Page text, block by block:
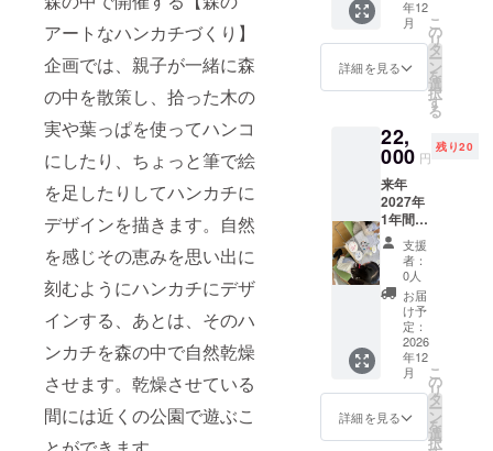
アートなハンカチづくり】
企画では、親子が一緒に森
の中を散策し、拾った木の
実や葉っぱを使ってハンコ
にしたり、ちょっと筆で絵
を足したりしてハンカチに
デザインを描きます。自然
を感じその恵みを思い出に
刻むようにハンカチにデザ
インする、あとは、そのハ
ンカチを森の中で自然乾燥
させます。乾燥させている
間には近くの公園で遊ぶこ
境の中
のた
湿った
落ち葉
どにヒ
ルがお
りま
す。塩
を振る
とか薬
をつけ
るな
ど、靴
には、
ヒル対
策が必
要で
す。ご
理解く
ださ
い。
「支援
いただ
できま
ん。）
送料込
み 絵柄
はオリ
なた
め、10
種類あ
ります
が、選
べませ
ん。ご
了承く
ださ
い。 送
付しま
すので
住所、
氏名、
電話番
号のご
記入願
年12
月
詳細を見る
こ
の
リ
タ
ー
ン
を
選
択
す
る
22,
000 円
残り20
来年
2027年
1年間
NPO法
人アー
トキャ
ラバン
の 開催
イベン
ト、
ワーク
ショッ
プなど
に参加
権利可
支援
者：
0人
お届
け予
定：
2026
年12
月
詳細を見る
こ
の
リ
タ
ー
ン
を
選
択